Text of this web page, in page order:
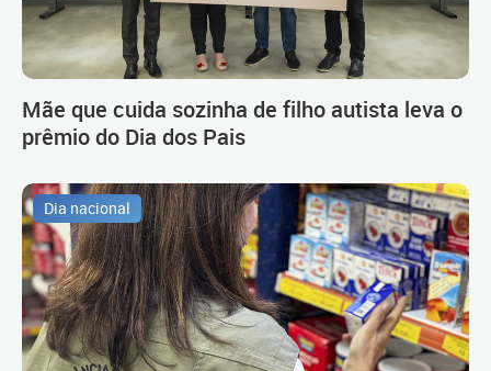
Mãe que cuida sozinha de filho autista leva o
prêmio do Dia dos Pais
Dia nacional